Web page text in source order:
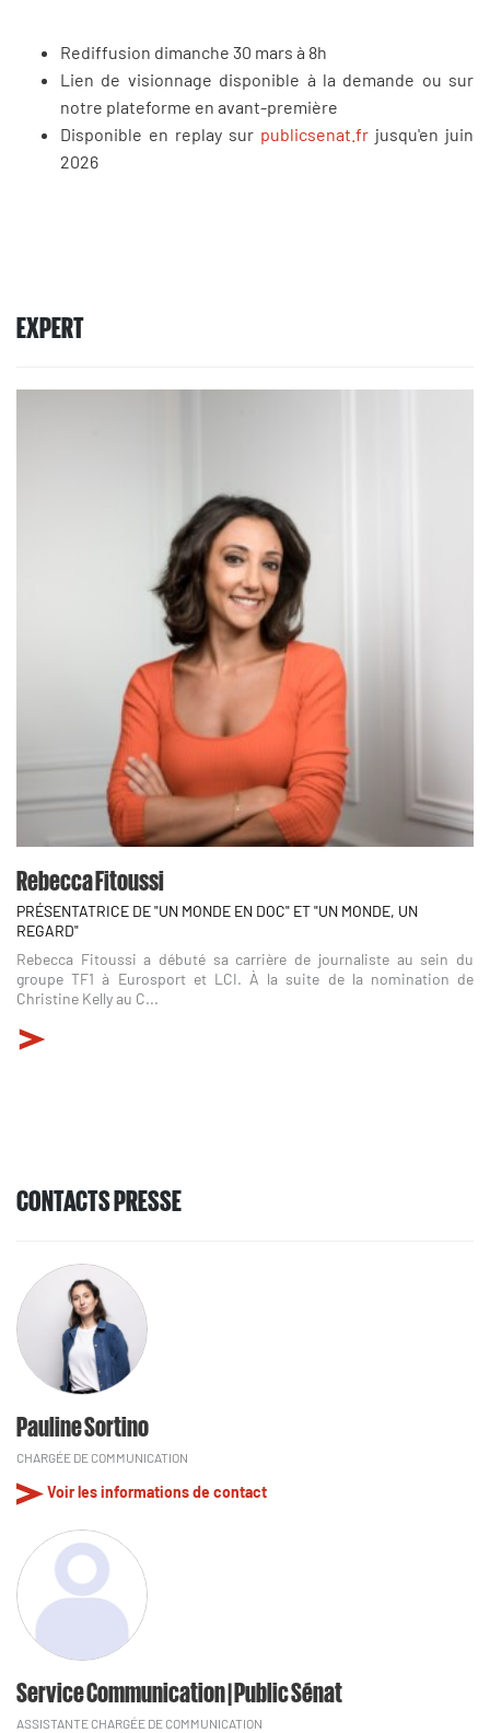
Rediffusion dimanche 30 mars à 8h
Lien de visionnage disponible à la demande ou sur
notre plateforme en avant-première
Disponible en replay sur publicsenat.fr jusqu'en juin
2026
EXPERT
Rebecca Fitoussi
PRÉSENTATRICE DE "UN MONDE EN DOC" ET "UN MONDE, UN
REGARD"
Rebecca Fitoussi a débuté sa carrière de journaliste au sein du
groupe TF1 à Eurosport et LCI. À la suite de la nomination de
Christine Kelly au C...
CONTACTS PRESSE
Pauline Sortino
CHARGÉE DE COMMUNICATION
Voir les informations de contact
Service Communication | Public Sénat
ASSISTANTE CHARGÉE DE COMMUNICATION